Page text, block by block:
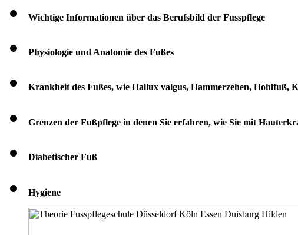
Wichtige Informationen über das Berufsbild der Fusspflege
Physiologie und Anatomie des Fußes
Krankheit des Fußes, wie Hallux valgus, Hammerzehen,
Grenzen der Fußpflege in denen Sie erfahren, wie Sie mit
Diabetischer Fuß
Hygiene